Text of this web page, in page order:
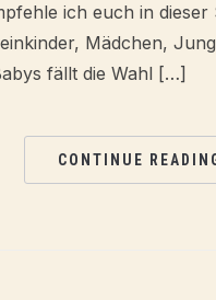
ich euch in dieser
Mädchen,
fällt die Wahl […]
CONTINUE